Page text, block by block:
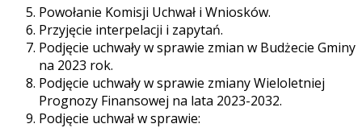
Powołanie Komisji Uchwał i Wniosków.
Przyjęcie interpelacji i zapytań.
Podjęcie uchwały w sprawie zmian w Budżecie Gminy
na 2023 rok.
Podjęcie uchwały w sprawie zmiany Wieloletniej
Prognozy Finansowej na lata 2023-2032.
Podjęcie uchwał w sprawie: